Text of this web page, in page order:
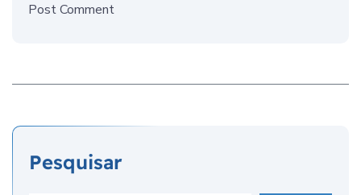
Post Comment
Pesquisar